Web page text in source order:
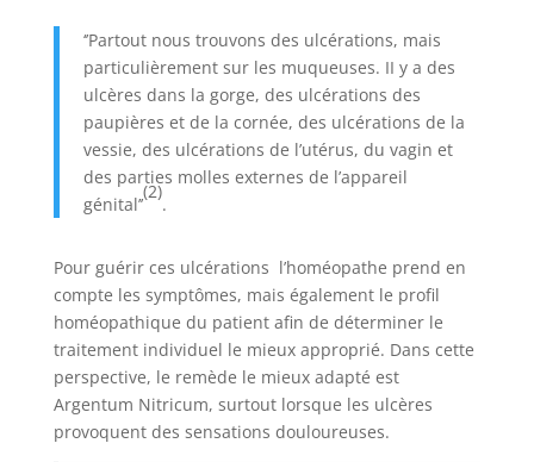
‘’Partout nous trouvons des ulcérations, mais
particulièrement sur les muqueuses. II y a des
ulcères dans la gorge, des ulcérations des
paupières et de la cornée, des ulcérations de la
vessie, des ulcérations de l’utérus, du vagin et
des parties molles externes de l’appareil
génital’’
(2)
.
Pour guérir ces ulcérations l’homéopathe prend en
compte les symptômes, mais également le profil
homéopathique du patient afin de déterminer le
traitement individuel le mieux approprié. Dans cette
perspective, le remède le mieux adapté est
Argentum Nitricum, surtout lorsque les ulcères
provoquent des sensations douloureuses.